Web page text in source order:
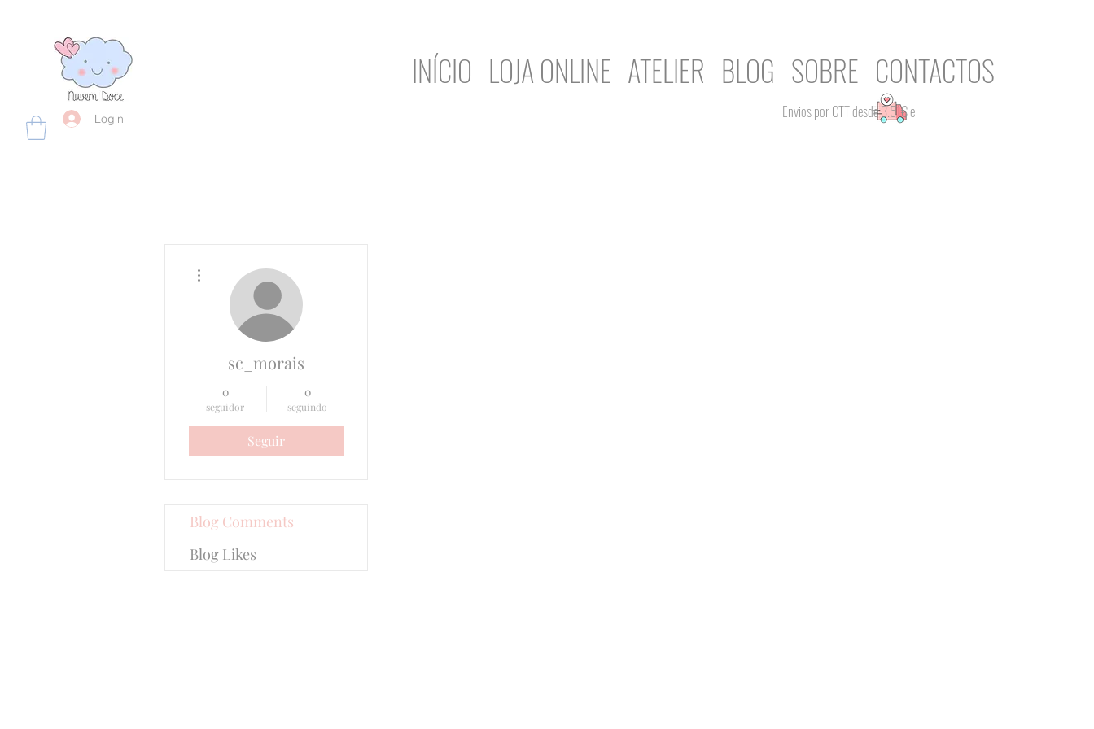
Login
INÍCIO LOJA ONLINE ATELIER BLOG SOBRE CONTACTOS
Envios por CTT desde 3.51€ e
sc_morais
0
seguidor
0
seguindo
Seguir
Blog Comments
Blog Likes